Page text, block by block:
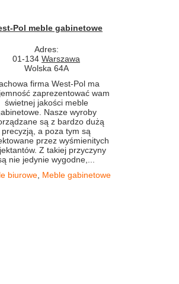
Pol meble gabinetowe
Adres:
01-134 Warszawa
Wolska 64A
firma West-Pol ma
zaprezentować wam
świetnej jakości meble
Nasze wyroby
są z bardzo dużą
precyzją, a poza tym są
przez wyśmienitych
Z takiej przyczyny
nie jedynie wygodne,...
biurowe, Meble gabinetowe